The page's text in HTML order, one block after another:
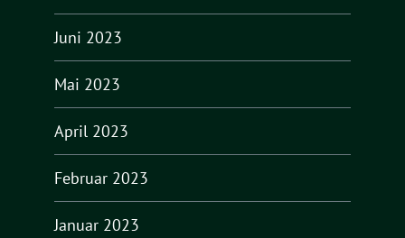
Juni 2023
Mai 2023
April 2023
Februar 2023
Januar 2023